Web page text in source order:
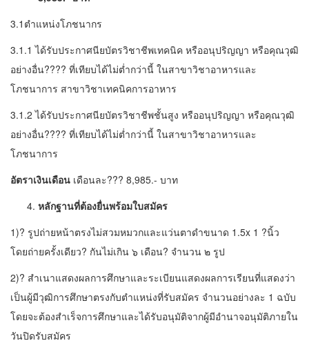
3.1ตำแหน่งโภชนากร
3.1.1 ได้รับประกาศนียบัตรวิชาชีพเทคนิค หรืออนุปริญญา หรือคุณวุฒิ
อย่างอื่น???? ที่เทียบได้ไม่ต่ำกว่านี้ ในสาขาวิชาอาหารและ
โภชนาการ สาขาวิชาเทคนิคการอาหาร
3.1.2 ได้รับประกาศนียบัตรวิชาชีพชั้นสูง หรืออนุปริญญา หรือคุณวุฒิ
อย่างอื่น???? ที่เทียบได้ไม่ต่ำกว่านี้ ในสาขาวิชาอาหารและ
โภชนาการ
อัตราเงินเดือน เดือนละ??? 8,985.- บาท
หลักฐานที่ต้องยื่นพร้อมใบสมัคร
1)? รูปถ่ายหน้าตรงไม่สวมหมวกและแว่นตาดำขนาด 1.5x 1 ?นิ้ว
โดยถ่ายครั้งเดียว? กันไม่เกิน ๖ เดือน? จำนวน ๒ รูป
2)? สำเนาแสดงผลการศึกษาและระเบียนแสดงผลการเรียนที่แสดงว่า
เป็นผู้มีวุฒิการศึกษาตรงกับตำแหน่งที่รับสมัคร จำนวนอย่างละ 1 ฉบับ
โดยจะต้องสำเร็จการศึกษาและได้รับอนุมัติจากผู้มีอำนาจอนุมัติภายใน
วันปิดรับสมัคร